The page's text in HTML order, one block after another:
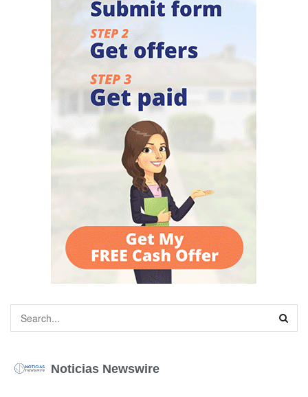
Noticias Newswire